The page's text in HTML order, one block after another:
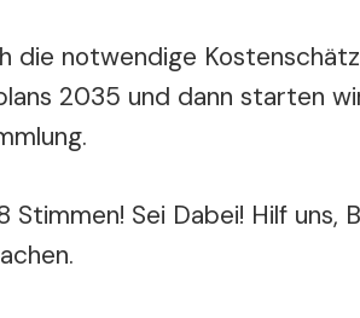
die notwendige
2035 und dann starten
Stimmen! Sei Dabei! Hilf